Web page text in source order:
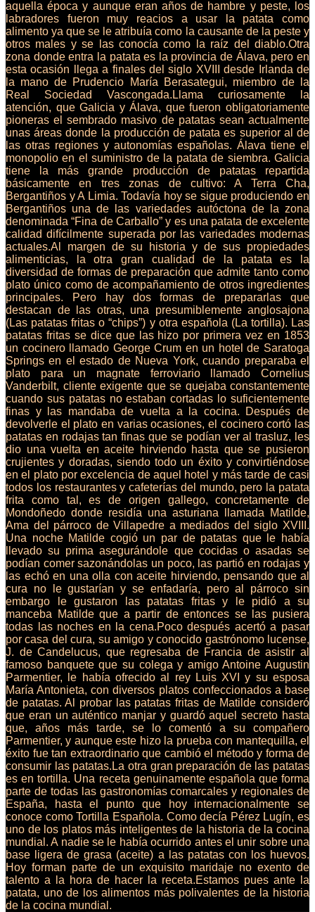
aquella época y aunque eran años de hambre y peste, los
labradores fueron muy reacios a usar la patata como
alimento ya que se le atribuía como la causante de la peste y
otros males y se las conocía como la raíz del diablo.Otra
zona donde entra la patata es la provincia de Álava, pero en
esta ocasión llega a finales del siglo XVIII desde Irlanda de
la mano de Prudencio María Berasategui, miembro de la
Real Sociedad Vascongada.Llama curiosamente la
atención, que Galicia y Álava, que fueron obligatoriamente
pioneras el sembrado masivo de patatas sean actualmente
unas áreas donde la producción de patata es superior al de
las otras regiones y autonomías españolas. Álava tiene el
monopolio en el suministro de la patata de siembra. Galicia
tiene la más grande producción de patatas repartida
básicamente en tres zonas de cultivo: A Terra Cha,
Bergantiños y A Limia. Todavía hoy se sigue produciendo en
Bergantiños una de las variedades autóctona de la zona
denominada “Fina de Carballo” y es una patata de excelente
calidad difícilmente superada por las variedades modernas
actuales.Al margen de su historia y de sus propiedades
alimenticias, la otra gran cualidad de la patata es la
diversidad de formas de preparación que admite tanto como
plato único como de acompañamiento de otros ingredientes
principales. Pero hay dos formas de prepararlas que
destacan de las otras, una presumiblemente anglosajona
(Las patatas fritas o “chips”) y otra española (La tortilla). Las
patatas fritas se dice que las hizo por primera vez en 1853
un cocinero llamado George Crum en un hotel de Saratoga
Springs en el estado de Nueva York, cuando preparaba el
plato para un magnate ferroviario llamado Cornelius
Vanderbilt, cliente exigente que se quejaba constantemente
cuando sus patatas no estaban cortadas lo suficientemente
finas y las mandaba de vuelta a la cocina. Después de
devolverle el plato en varias ocasiones, el cocinero cortó las
patatas en rodajas tan finas que se podían ver al trasluz, les
dio una vuelta en aceite hirviendo hasta que se pusieron
crujientes y doradas, siendo todo un éxito y convirtiéndose
en el plato por excelencia de aquel hotel y más tarde de casi
todos los restaurantes y cafeterías del mundo, pero la patata
frita como tal, es de origen gallego, concretamente de
Mondoñedo donde residía una asturiana llamada Matilde,
Ama del párroco de Villapedre a mediados del siglo XVIII.
Una noche Matilde cogió un par de patatas que le había
llevado su prima asegurándole que cocidas o asadas se
podían comer sazonándolas un poco, las partió en rodajas y
las echó en una olla con aceite hirviendo, pensando que al
cura no le gustarían y se enfadaría, pero al párroco sin
embargo le gustaron las patatas fritas y le pidió a su
manceba Matilde que a partir de entonces se las pusiera
todas las noches en la cena.Poco después acertó a pasar
por casa del cura, su amigo y conocido gastrónomo lucense,
J. de Candelucus, que regresaba de Francia de asistir al
famoso banquete que su colega y amigo Antoine Augustin
Parmentier, le había ofrecido al rey Luis XVI y su esposa
María Antonieta, con diversos platos confeccionados a base
de patatas. Al probar las patatas fritas de Matilde consideró
que eran un auténtico manjar y guardó aquel secreto hasta
que, años más tarde, se lo comentó a su compañero
Parmentier, y aunque este hizo la prueba con mantequilla, el
éxito fue tan extraordinario que cambió el método y forma de
consumir las patatas.La otra gran preparación de las patatas
es en tortilla. Una receta genuinamente española que forma
parte de todas las gastronomías comarcales y regionales de
España, hasta el punto que hoy internacionalmente se
conoce como Tortilla Española. Como decía Pérez Lugín, es
uno de los platos más inteligentes de la historia de la cocina
mundial. A nadie se le había ocurrido antes el unir sobre una
base ligera de grasa (aceite) a las patatas con los huevos.
Hoy forman parte de un exquisito maridaje no exento de
talento a la hora de hacer la receta.Estamos pues ante la
patata, uno de los alimentos más polivalentes de la historia
de la cocina mundial.